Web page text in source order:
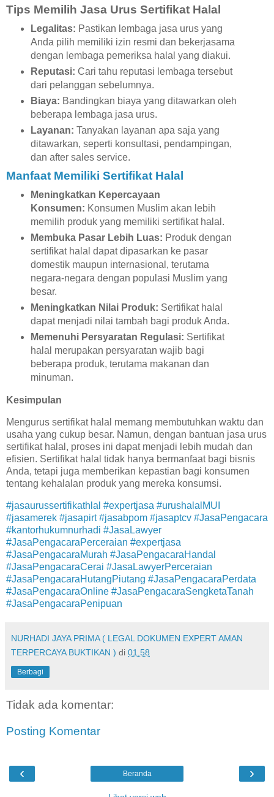
Tips Memilih Jasa Urus Sertifikat Halal
Legalitas: Pastikan lembaga jasa urus yang
Anda pilih memiliki izin resmi dan bekerjasama
dengan lembaga pemeriksa halal yang diakui.
Reputasi: Cari tahu reputasi lembaga tersebut
dari pelanggan sebelumnya.
Biaya: Bandingkan biaya yang ditawarkan oleh
beberapa lembaga jasa urus.
Layanan: Tanyakan layanan apa saja yang
ditawarkan, seperti konsultasi, pendampingan,
dan after sales service.
Manfaat Memiliki Sertifikat Halal
Meningkatkan Kepercayaan
Konsumen: Konsumen Muslim akan lebih
memilih produk yang memiliki sertifikat halal.
Membuka Pasar Lebih Luas: Produk dengan
sertifikat halal dapat dipasarkan ke pasar
domestik maupun internasional, terutama
negara-negara dengan populasi Muslim yang
besar.
Meningkatkan Nilai Produk: Sertifikat halal
dapat menjadi nilai tambah bagi produk Anda.
Memenuhi Persyaratan Regulasi: Sertifikat
halal merupakan persyaratan wajib bagi
beberapa produk, terutama makanan dan
minuman.
Kesimpulan
Mengurus sertifikat halal memang membutuhkan waktu dan
usaha yang cukup besar. Namun, dengan bantuan jasa urus
sertifikat halal, proses ini dapat menjadi lebih mudah dan
efisien. Sertifikat halal tidak hanya bermanfaat bagi bisnis
Anda, tetapi juga memberikan kepastian bagi konsumen
tentang kehalalan produk yang mereka konsumsi.
#jasaurussertifikathlal #expertjasa #urushalalMUI
#jasamerek #jasapirt #jasabpom #jasaptcv #JasaPengacara
#kantorhukumnurhadi #JasaLawyer
#JasaPengacaraPerceraian #expertjasa
#JasaPengacaraMurah #JasaPengacaraHandal
#JasaPengacaraCerai #JasaLawyerPerceraian
#JasaPengacaraHutangPiutang #JasaPengacaraPerdata
#JasaPengacaraOnline #JasaPengacaraSengketaTanah
#JasaPengacaraPenipuan
NURHADI JAYA PRIMA ( LEGAL DOKUMEN EXPERT AMAN
TERPERCAYA BUKTIKAN ) di 01.58
Berbagi
Tidak ada komentar:
Posting Komentar
‹ ›
Beranda